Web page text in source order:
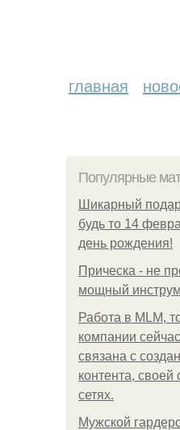
главная
Популярные
Шикарный
будь то 14
день рождения!
Прическа - не
мощный
Работа в MLM,
компании
связана с
контента, своей
сетях.
Мужской